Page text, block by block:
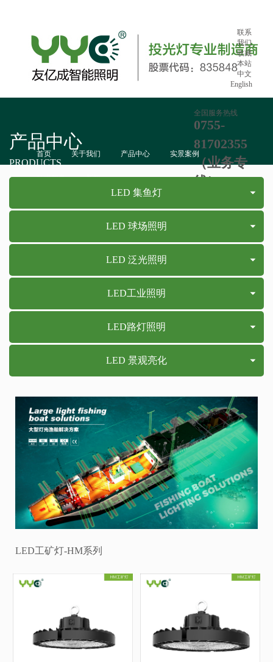
联系
我们
收藏
本站
中文
English
全国服务热线
0755-
81702355
（业务专
线）：865
首页 关于我们 产品中心 实景案例
技术服务 新闻
产品中心
PRODUCTS
LED 集鱼灯
LED 球场照明
LED 泛光照明
LED工业照明
LED路灯照明
LED 景观亮化
LED工矿灯-HM系列